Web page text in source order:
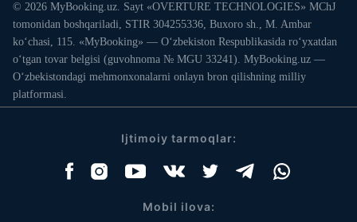
© 2026 MyBooking.uz. Sayt «OVERTURE TECHNOLOGIES» MChJ
tomonidan boshqariladi, STIR 304255336, Buxoro sh., M. Ambar
ko‘chasi, 115. «MyBooking» — O‘zbekiston Respublikasida ro‘yxatdan
o‘tgan tovar belgisi (guvohnoma № MGU 33241). MyBooking.uz —
O‘zbekistondagi mehmonxonalarni onlayn bron qilishning milliy
platformasi.
Ijtimoiy tarmoqlar:
Mobil ilova: